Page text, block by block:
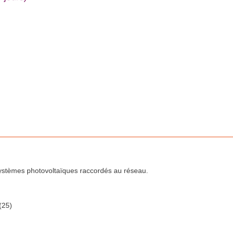
photovoltaïques raccordés au réseau.